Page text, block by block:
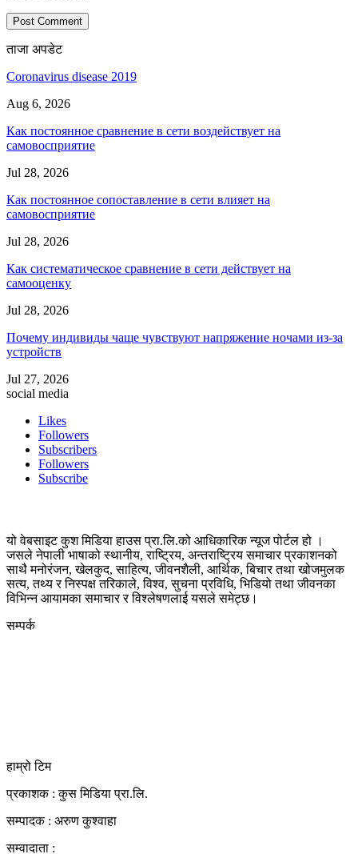
ताजा अपडेट
Coronavirus disease 2019
Aug 6, 2026
Как постоянное сравнение в сети воздействует на
самовосприятие
Jul 28, 2026
Как постоянное сопоставление в сети влияет на
самовосприятие
Jul 28, 2026
Как систематическое сравнение в сети действует на
самооценку
Jul 28, 2026
Почему индивиды чаще чувствуют напряжение ночами из-за
устройств
Jul 27, 2026
social media
Likes
Followers
Subscribers
Followers
Subscribe
यो वेबसाइट कुश मिडिया हाउस प्रा.लि.को आधिकारिक न्यूज पोर्टल हो ।
जसले नेपाली भाषाको स्थानीय, राष्ट्रिय, अन्तराष्ट्रिय समाचार प्रकाशनको
साथै मनोरंजन, खेलकुद, साहित्य, जीवनशैली, आर्थिक, बिचार तथा खोजमुलक
सत्य, तथ्य र निस्पक्ष तरिकाले, विश्व, सुचना प्रविधि, भिडियो तथा जीवनका
विभिन्न आयामका समाचार र विश्लेषणलाई यसले समेट्छ।
सम्पर्क
हाम्रो टिम
प्रकाशक : कुस मिडिया प्रा‍.लि.
सम्पादक : अरुण कुश्वाहा
सम्वादाता :